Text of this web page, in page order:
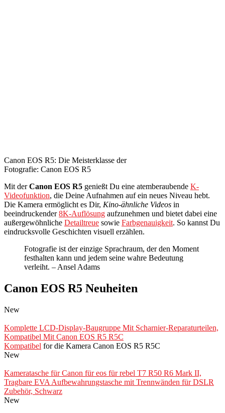
Canon EOS R5: Die Meisterklasse der
Fotografie: Canon EOS R5
Mit derCanon EOS R5 genießt Du eine atemberaubende K-
Videofunktion, die Deine Aufnahmen auf ein neues Niveau hebt.
Die Kamera ermöglicht es Dir, Kino-ähnliche Videos in
beeindruckender8K-Auflösung aufzunehmen und bietet dabei eine
außergewöhnliche Detailtreue sowie Farbgenauigkeit. So kannst Du
eindrucksvolle Geschichten visuell erzählen.
Fotografie ist der einzige Sprachraum, der den Moment
festhalten kann und jedem seine wahre Bedeutung
verleiht. – Ansel Adams
Canon EOS R5 Neuheiten
New
Komplette LCD-Display-Baugruppe Mit Scharnier-Reparaturteilen,
Kompatibel Mit Canon EOS R5 R5C
Kompatibel for die Kamera Canon EOS R5 R5C
New
Kameratasche für Canon für eos für rebel T7 R50 R6 Mark II,
Tragbare EVA Aufbewahrungstasche mit Trennwänden für DSLR
Zubehör, Schwarz
New